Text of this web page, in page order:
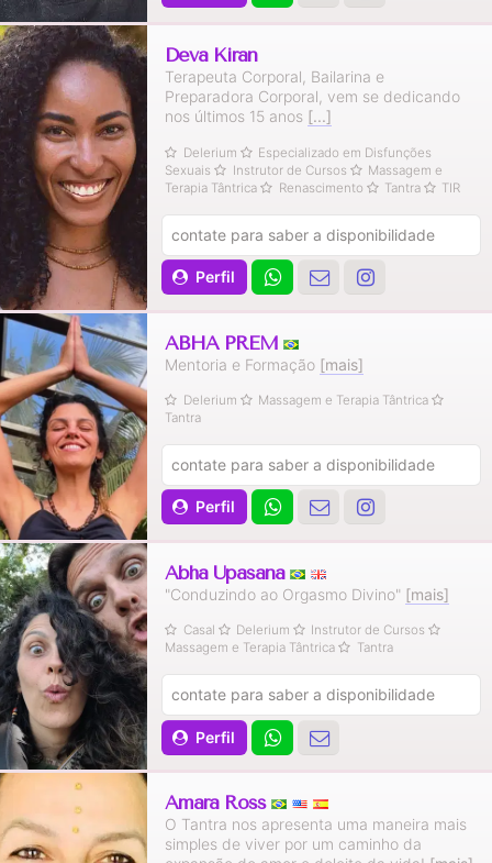
Deva Kiran
Terapeuta Corporal, Bailarina e
Preparadora Corporal, vem se dedicando
nos últimos 15 anos [...]
Delerium
Especializado em Disfunções
Sexuais
Instrutor de Cursos
Massagem e
Terapia Tântrica
Renascimento Tantra TIR
Perfil
contate para saber a disponibilidade
ABHA PREM
Mentoria e Formação [mais]
Delerium
Massagem e Terapia Tântrica
Tantra
Perfil
contate para saber a disponibilidade
Abha Upasana
"Conduzindo ao Orgasmo Divino" [mais]
Casal Delerium
Instrutor de Cursos
Massagem e Terapia Tântrica
Tantra
Perfil
contate para saber a disponibilidade
Amara Ross
O Tantra nos apresenta uma maneira mais
simples de viver por um caminho da